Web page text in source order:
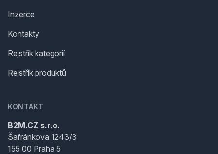
Inzerce
Kontakty
Rejstřík kategorií
Rejstřík produktů
KONTAKT
B2M.CZ s.r.o.
Šafránkova 1243/3
155 00 Praha 5